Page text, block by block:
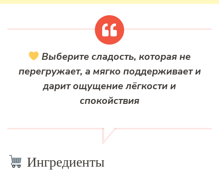
Выберите сладость, которая не
перегружает, а мягко поддерживает и
дарит ощущение лёгкости и
спокойствия
Ингредиенты